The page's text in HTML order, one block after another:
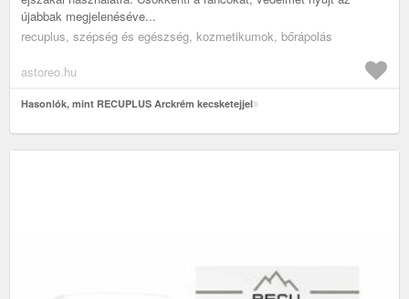
újabbak megjelenéséve...
recuplus, szépség és egészség, kozmetikumok, bőrápolás
astoreo.hu
Hasonlók, mint RECUPLUS Arckrém kecsketejjel